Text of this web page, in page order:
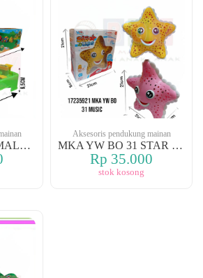
MKA IJS SH297 SMALL HUNGRY PROG
Aksesoris pendukung mainan
MKA YW BO 31 STAR MUSIK LIGHT
Rp 35.000
stok kosong